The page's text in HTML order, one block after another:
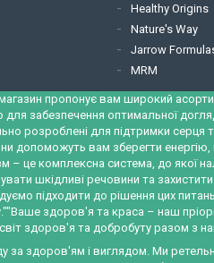
Healthy Origins
Nature's Way
Jarrow
MRM
пропонує вам широкий
забезпечення оптимальної
розроблені для підтримки
допоможуть вам зберегти
це комплексна система, до якої
шкідливі речовини та
підходити до рішення цих
здоров'я та краса – наш
здоров'я та добробуту разом з
за здоров'ям і виглядом. Ми